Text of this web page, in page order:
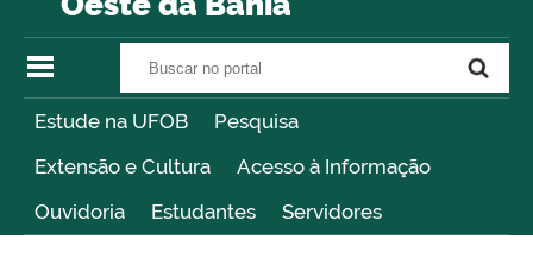
Estude na UFOB
Pesquisa
Extensão e Cultura
Acesso à Informação
Ouvidoria
Estudantes Servidores